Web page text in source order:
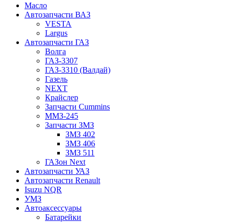
Масло
Автозапчасти ВАЗ
VESTA
Largus
Автозапчасти ГАЗ
Волга
ГАЗ-3307
ГАЗ-3310 (Валдай)
Газель
NEXT
Крайслер
Запчасти Cummins
ММЗ-245
Запчасти ЗМЗ
ЗМЗ 402
ЗМЗ 406
ЗМЗ 511
ГАЗон Next
Автозапчасти УАЗ
Автозапчасти Renault
Isuzu NQR
УМЗ
Автоаксессуары
Батарейки